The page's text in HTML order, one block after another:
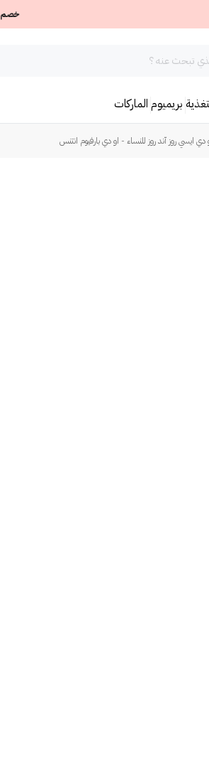
خصم 20٪ على طلبك الأول باستخدام كود NEW20
بريميوم الماركات
دي ايسي روز آند روز للنساء - او دي بارفيوم انتنس